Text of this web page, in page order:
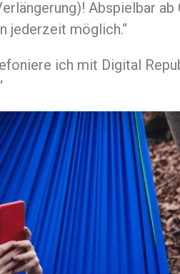
Abspielbar ab
jederzeit möglich.“
ich mit Digital